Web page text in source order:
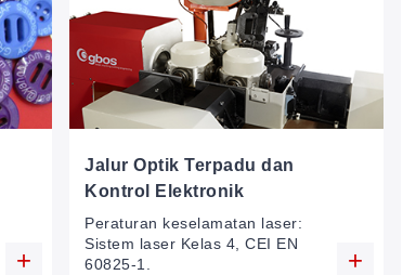
Jalur Optik Terpadu dan
Kontrol Elektronik
Peraturan keselamatan laser:
Sistem laser Kelas 4, CEI EN
60825-1.